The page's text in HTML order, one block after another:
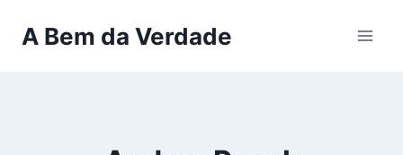
paraA Bem da Verdade